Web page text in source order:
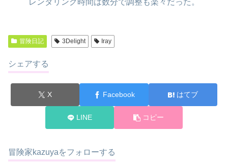
冒険日記 3Delight Iray
シェアする
X Facebook はてブ
LINE コピー
冒険家kazuyaをフォローする